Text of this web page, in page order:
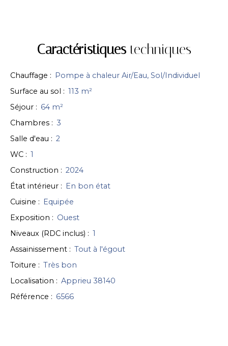
Caractéristiquestechniques
Chauffage : Pompe à chaleur Air/Eau, Sol/Individuel
Surface au sol : 113 m²
Séjour : 64 m²
Chambres : 3
Salle d'eau : 2
WC : 1
Construction : 2024
État intérieur : En bon état
Cuisine : Equipée
Exposition : Ouest
Niveaux (RDC inclus) : 1
Assainissement : Tout à l'égout
Toiture : Très bon
Localisation : Apprieu 38140
Référence : 6566